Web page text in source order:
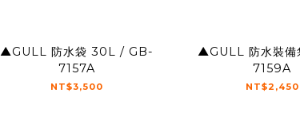
▲GULL 防水袋 30L / GB-
7157A
NT$3,500
▲GULL 防水裝備袋 / GB-
7159A
NT$2,450